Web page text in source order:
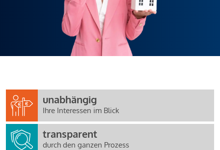
unabhängig
Ihre Interessen im Blick
transparent
durch den ganzen Prozess